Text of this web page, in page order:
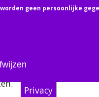
Privacy
geen persoonlijke
gebruik
op te nemen. U
contact, gelieve